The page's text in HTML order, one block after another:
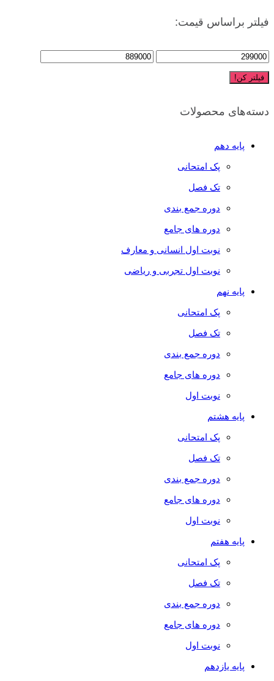
فیلتر براساس قیمت:
فیلتر کن!
دسته‌های محصولات
پایه دهم
پک امتحانی
تک فصل
دوره جمع بندی
دوره های جامع
نوبت اول انسانی و معارف
نوبت اول تجربی و ریاضی
پایه نهم
پک امتحانی
تک فصل
دوره جمع بندی
دوره های جامع
نوبت اول
پایه هشتم
پک امتحانی
تک فصل
دوره جمع بندی
دوره های جامع
نوبت اول
پایه هفتم
پک امتحانی
تک فصل
دوره جمع بندی
دوره های جامع
نوبت اول
پایه یازدهم